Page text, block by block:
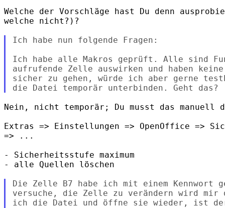
Welche der Vorschläge hast Du denn
welche nicht?)?
Ich habe nun folgende Fragen:
Ich habe alle Makros geprüft. Alle sind
aufrufende Zelle auswirken und haben
sicher zu gehen, würde ich aber gerne
Nein, nicht temporär; Du musst das
Extras => Einstellungen => OpenOffice =>
=> ...
- Sicherheitsstufe maximum
- alle Quellen löschen
Die Zelle B7 habe ich mit einem Kennwort
versuche, die Zelle zu verändern wird
ich die Datei und öffne sie wieder, ist